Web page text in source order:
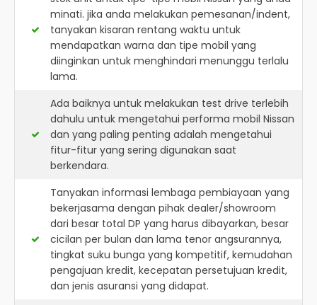
minati. jika anda melakukan pemesanan/indent,
tanyakan kisaran rentang waktu untuk
mendapatkan warna dan tipe mobil yang
diinginkan untuk menghindari menunggu terlalu
lama.
Ada baiknya untuk melakukan test drive terlebih
dahulu untuk mengetahui performa mobil Nissan
dan yang paling penting adalah mengetahui
fitur-fitur yang sering digunakan saat
berkendara.
Tanyakan informasi lembaga pembiayaan yang
bekerjasama dengan pihak dealer/showroom
dari besar total DP yang harus dibayarkan, besar
cicilan per bulan dan lama tenor angsurannya,
tingkat suku bunga yang kompetitif, kemudahan
pengajuan kredit, kecepatan persetujuan kredit,
dan jenis asuransi yang didapat.